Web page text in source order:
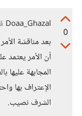
0
Doaa_Ghazal
بعد مناقشة
أن الأمر يعتمد
المجابهة عليها
الإعتراف بها
الشرف نصيب.